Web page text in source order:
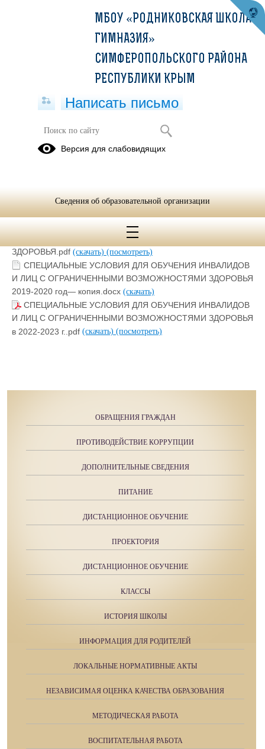
Специальные условия для обучения
инвалидов и лиц с ОВЗ
СПЕЦИАЛЬНЫЕ УСЛОВИЯ ДЛЯ ОБУЧЕНИЯ ИНВАЛИДОВ
И ЛИЦ С ОГРАНИЧЕННЫМИ ВОЗМОЖНОСТЯМИ
ЗДОРОВЬЯ.pdf (скачать) (посмотреть)
СПЕЦИАЛЬНЫЕ УСЛОВИЯ ДЛЯ ОБУЧЕНИЯ ИНВАЛИДОВ
И ЛИЦ С ОГРАНИЧЕННЫМИ ВОЗМОЖНОСТЯМИ ЗДОРОВЬЯ
2019-2020 год— копия.docx (скачать)
СПЕЦИАЛЬНЫЕ УСЛОВИЯ ДЛЯ ОБУЧЕНИЯ ИНВАЛИДОВ
И ЛИЦ С ОГРАНИЧЕННЫМИ ВОЗМОЖНОСТЯМИ ЗДОРОВЬЯ
в 2022-2023 г..pdf (скачать) (посмотреть)
ОБРАЩЕНИЯ ГРАЖДАН
ПРОТИВОДЕЙСТВИЕ КОРРУПЦИИ
ДОПОЛНИТЕЛЬНЫЕ СВЕДЕНИЯ
ПИТАНИЕ
ДИСТАНЦИОННОЕ ОБУЧЕНИЕ
ПРОЕКТОРИЯ
ДИСТАНЦИОННОЕ ОБУЧЕНИЕ
КЛАССЫ
ИСТОРИЯ ШКОЛЫ
ИНФОРМАЦИЯ ДЛЯ РОДИТЕЛЕЙ
ЛОКАЛЬНЫЕ НОРМАТИВНЫЕ АКТЫ
НЕЗАВИСИМАЯ ОЦЕНКА КАЧЕСТВА ОБРАЗОВАНИЯ
МЕТОДИЧЕСКАЯ РАБОТА
ВОСПИТАТЕЛЬНАЯ РАБОТА
МБОУ «РОДНИКОВСКАЯ ШКОЛА-
ГИМНАЗИЯ»
СИМФЕРОПОЛЬСКОГО РАЙОНА
РЕСПУБЛИКИ КРЫМ
Написать письмо
Версия для слабовидящих
Сведения об образовательной организации